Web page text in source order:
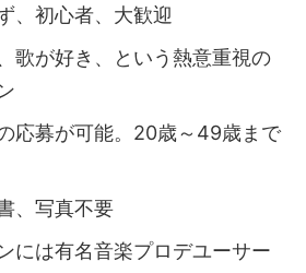
、初心者、大歓迎
歌が好き、という熱意重視の
応募が可能。20歳～49歳まで
、写真不要
には有名音楽プロデユーサー